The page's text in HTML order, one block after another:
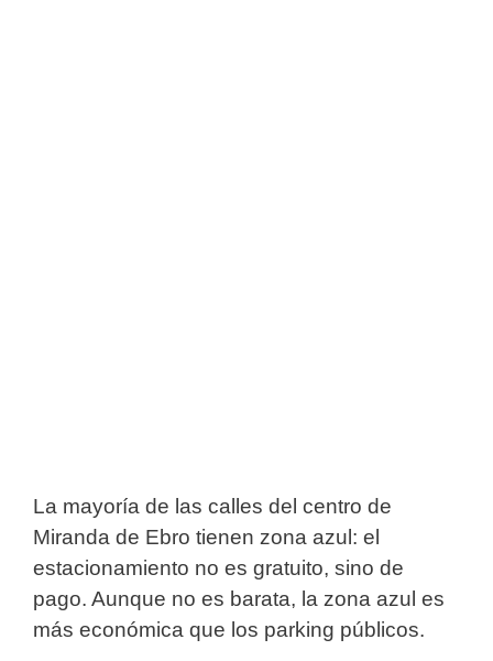
La mayoría de las calles del centro de
Miranda de Ebro tienen zona azul: el
estacionamiento no es gratuito, sino de
pago. Aunque no es barata, la zona azul es
más económica que los parking públicos.